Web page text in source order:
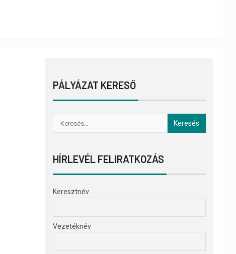
PÁLYÁZAT KERESŐ
HÍRLEVÉL FELIRATKOZÁS
Keresztnév
Vezetéknév